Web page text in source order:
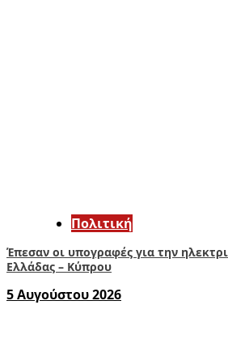
Πολιτική
Έπεσαν οι υπογραφές για την
Ελλάδας – Κύπρου
5 Αυγούστου 2026